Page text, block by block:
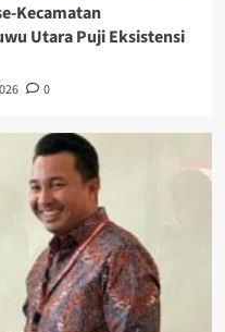
Kecamatan
Utara Puji Eksistensi
0